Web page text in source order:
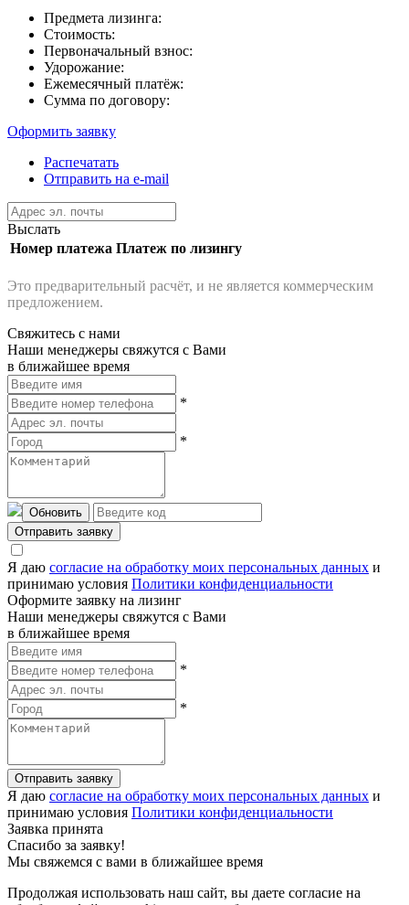
Предмета лизинга:
Стоимость:
Первоначальный взнос:
Удорожание:
Ежемесячный платёж:
Сумма по договору:
Оформить заявку
Распечатать
Отправить на e-mail
Выслать
Номер платежа Платеж по лизингу
Это предварительный расчёт, и не является коммерческим
предложением.
Свяжитесь с нами
Наши менеджеры свяжутся с Вами
в ближайшее время
*
*
Обновить
Отправить заявку
Я даю согласие на обработку моих персональных данных и
принимаю условия Политики конфиденциальности
Оформите заявку на лизинг
Наши менеджеры свяжутся с Вами
в ближайшее время
*
*
Отправить заявку
Я даю согласие на обработку моих персональных данных и
принимаю условия Политики конфиденциальности
Заявка принята
Спасибо за заявку!
Мы свяжемся с вами в ближайшее время
Продолжая использовать наш сайт, вы даете согласие на